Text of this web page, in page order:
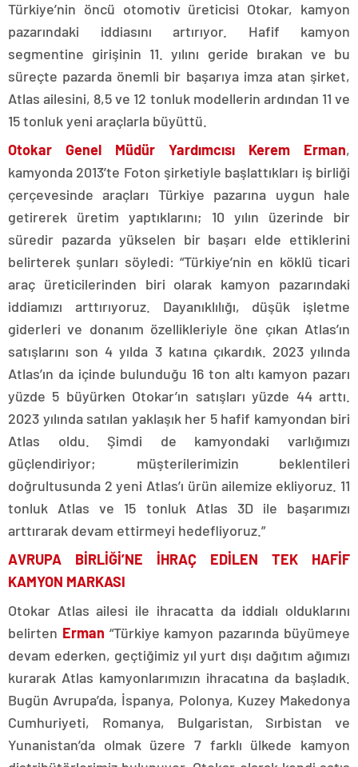
Türkiye’nin öncü otomotiv üreticisi Otokar, kamyon
pazarındaki iddiasını artırıyor. Hafif kamyon
segmentine girişinin 11. yılını geride bırakan ve bu
süreçte pazarda önemli bir başarıya imza atan şirket,
Atlas ailesini, 8,5 ve 12 tonluk modellerin ardından 11 ve
15 tonluk yeni araçlarla büyüttü.
Otokar Genel Müdür Yardımcısı Kerem Erman,
kamyonda 2013’te Foton şirketiyle başlattıkları iş birliği
çerçevesinde araçları Türkiye pazarına uygun hale
getirerek üretim yaptıklarını; 10 yılın üzerinde bir
süredir pazarda yükselen bir başarı elde ettiklerini
belirterek şunları söyledi: “Türkiye’nin en köklü ticari
araç üreticilerinden biri olarak kamyon pazarındaki
iddiamızı arttırıyoruz. Dayanıklılığı, düşük işletme
giderleri ve donanım özellikleriyle öne çıkan Atlas’ın
satışlarını son 4 yılda 3 katına çıkardık. 2023 yılında
Atlas’ın da içinde bulunduğu 16 ton altı kamyon pazarı
yüzde 5 büyürken Otokar’ın satışları yüzde 44 arttı.
2023 yılında satılan yaklaşık her 5 hafif kamyondan biri
Atlas oldu. Şimdi de kamyondaki varlığımızı
güçlendiriyor; müşterilerimizin beklentileri
doğrultusunda 2 yeni Atlas’ı ürün ailemize ekliyoruz. 11
tonluk Atlas ve 15 tonluk Atlas 3D ile başarımızı
arttırarak devam ettirmeyi hedefliyoruz.”
AVRUPA BİRLİĞİ’NE İHRAÇ EDİLEN TEK HAFİF
KAMYON MARKASI
Otokar Atlas ailesi ile ihracatta da iddialı olduklarını
belirten Erman “Türkiye kamyon pazarında büyümeye
devam ederken, geçtiğimiz yıl yurt dışı dağıtım ağımızı
kurarak Atlas kamyonlarımızın ihracatına da başladık.
Bugün Avrupa’da, İspanya, Polonya, Kuzey Makedonya
Cumhuriyeti, Romanya, Bulgaristan, Sırbistan ve
Yunanistan’da olmak üzere 7 farklı ülkede kamyon